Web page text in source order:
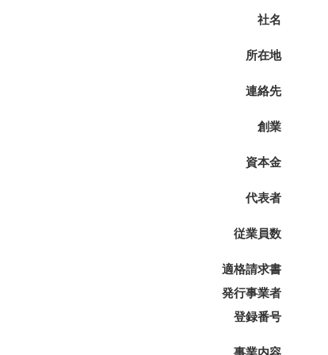
社名
所在地
連絡先
創業
資本金
代表者
従業員数
適格請求書
発行事業者
登録番号
事業内容